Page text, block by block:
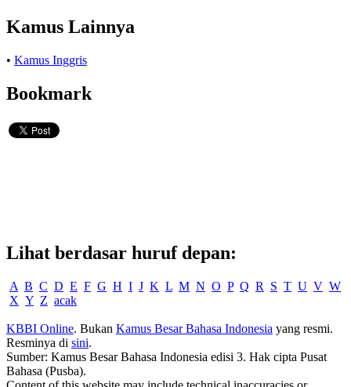
Kamus Lainnya
• Kamus Inggris
Bookmark
Lihat berdasar huruf depan:
A B C D E F G H I J K L M N O P Q R S T U V W
X Y Z acak
KBBI Online. Bukan Kamus Besar Bahasa Indonesia yang resmi.
Resminya di sini.
Sumber: Kamus Besar Bahasa Indonesia edisi 3. Hak cipta Pusat
Bahasa (Pusba).